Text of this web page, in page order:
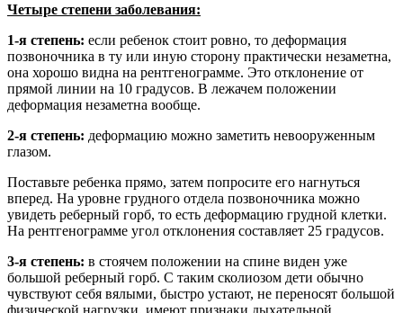
Четыре степени заболевания:
1-я степень: если ребенок стоит ровно, то деформация
позвоночника в ту или иную сторону практически незаметна,
она хорошо видна на рентгенограмме. Это отклонение от
прямой линии на 10 градусов. В лежачем положении
деформация незаметна вообще.
2-я степень: деформацию можно заметить невооруженным
глазом.
Поставьте ребенка прямо, затем попросите его нагнуться
вперед. На уровне грудного отдела позвоночника можно
увидеть реберный горб, то есть деформацию грудной клетки.
На рентгенограмме угол отклонения составляет 25 градусов.
3-я степень: в стоячем положении на спине виден уже
большой реберный горб. С таким сколиозом дети обычно
чувствуют себя вялыми, быстро устают, не переносят большой
физической нагрузки, имеют признаки дыхательной